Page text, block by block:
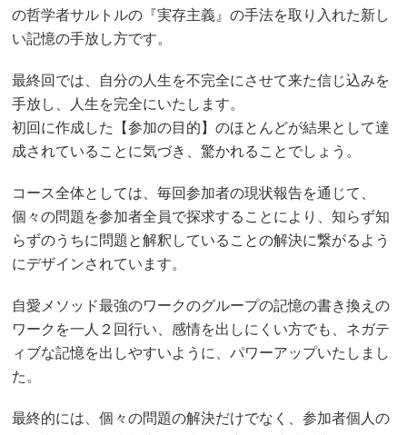
の哲学者サルトルの『実存主義』の手法を取り入れた新し
い記憶の手放し方です。
最終回では、自分の人生を不完全にさせて来た信じ込みを
手放し、人生を完全にいたします。
初回に作成した【参加の目的】のほとんどが結果として達
成されていることに気づき、驚かれることでしょう。
コース全体としては、毎回参加者の現状報告を通じて、
個々の問題を参加者全員で探求することにより、知らず知
らずのうちに問題と解釈していることの解決に繋がるよう
にデザインされています。
自愛メソッド最強のワークのグループの記憶の書き換えの
ワークを一人２回行い、感情を出しにくい方でも、ネガテ
ィブな記憶を出しやすいように、パワーアップいたしまし
た。
最終的には、個々の問題の解決だけでなく、参加者個人の